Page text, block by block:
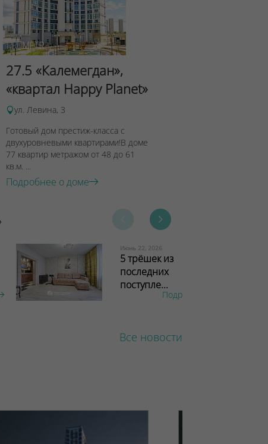
27.5 «Калемегдан»,
«квартал Happy Planet»
ул. Левина, 3
Готовый дом престиж-класса с
двухуровневыми квартирами!В доме
77 квартир метражом от 48 до 61
кв.м. ...
Подробнее о доме
Июнь 22, 2026
5 трёшек из
последних
поступле...
Подробнее
Все новости